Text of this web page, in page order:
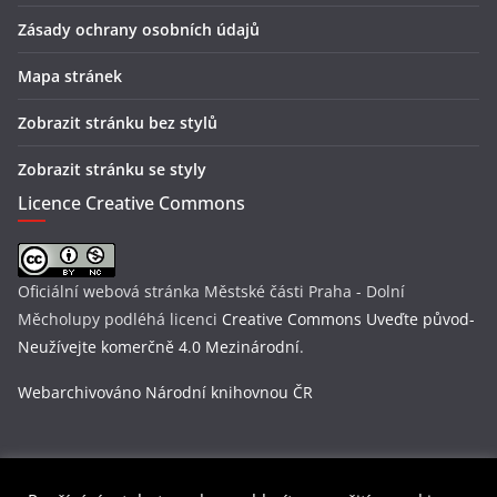
Zásady ochrany osobních údajů
Mapa stránek
Zobrazit stránku bez stylů
Zobrazit stránku se styly
Licence Creative Commons
Oficiální webová stránka Městské části Praha - Dolní
Měcholupy podléhá licenci Creative Commons Uveďte původ-
Neužívejte komerčně 4.0 Mezinárodní.
Webarchivováno Národní knihovnou ČR